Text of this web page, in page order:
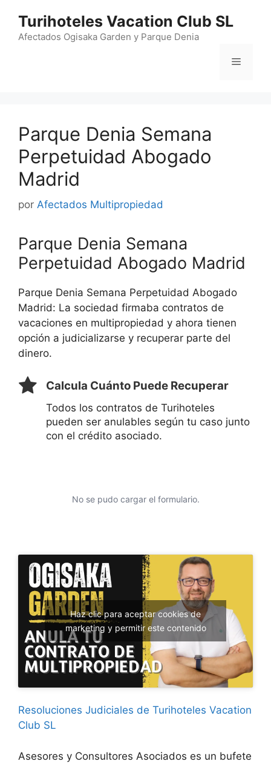
contenido
Turihoteles Vacation Club SL
Afectados Ogisaka Garden y Parque Denia
Menú
Parque Denia Semana
Perpetuidad Abogado
Madrid
por Afectados Multipropiedad
Parque Denia Semana
Perpetuidad Abogado Madrid
Parque Denia Semana Perpetuidad Abogado
Madrid: La sociedad firmaba contratos de
vacaciones en multipropiedad y ahora tienen
opción a judicializarse y recuperar parte del
dinero.
Calcula Cuánto Puede Recuperar
Todos los contratos de Turihoteles
pueden ser anulables según tu caso junto
con el crédito asociado.
No se pudo cargar el formulario.
Haz clic para aceptar cookies de
marketing y permitir este contenido
Resoluciones Judiciales de Turihoteles Vacation
Club SL
Asesores y Consultores Asociados es un bufete